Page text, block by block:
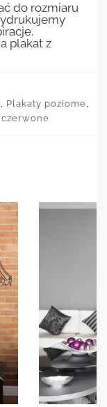
do rozmiaru
plakat z
, Plakaty poziome,
czerwone